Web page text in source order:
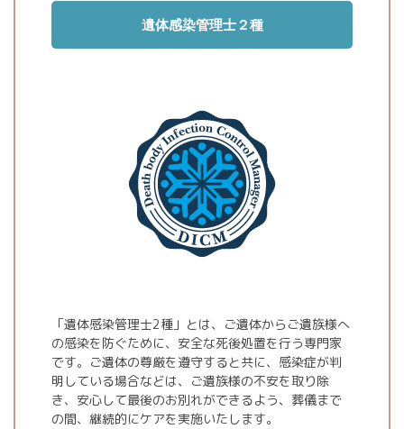
遺体感染管理士２種
「遺体感染管理士2種」とは、ご遺体からご遺族様へ
の感染を防ぐために、安全な死後処置を行う専門家
です。ご遺体の尊厳を遵守すると共に、感染症が判
明している場合などは、ご遺族様の不安を取り除
き、安心して最後のお別れができるよう、葬儀まで
の間、継続的にケアを実施いたします。